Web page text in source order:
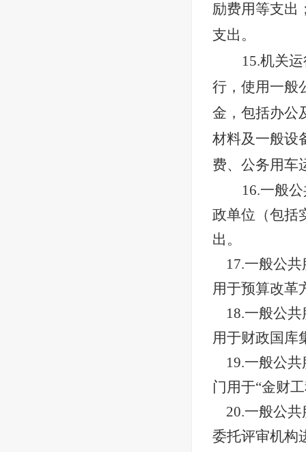
励费用等支出
支出。
15.机关
行，使用一般
金，包括办公
材料及一般设
费、公务用车
16.一般
政单位（包括
出。
17.一般公
用于预算改革
18.一般公
用于财政国库
19.一般公
门用于“金财
20.一般公
委托评审机构